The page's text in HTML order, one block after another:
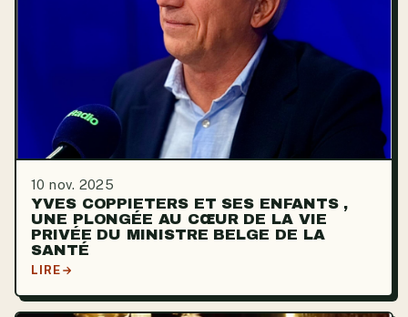
10 nov. 2025
YVES COPPIETERS ET SES ENFANTS ,
UNE PLONGÉE AU CŒUR DE LA VIE
PRIVÉE DU MINISTRE BELGE DE LA
SANTÉ
LIRE